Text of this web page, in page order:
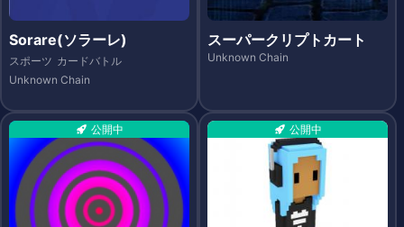
Sorare(ソラーレ)
スポーツ カードバトル
Unknown Chain
スーパークリプトカート
Unknown Chain
公開中 公開中